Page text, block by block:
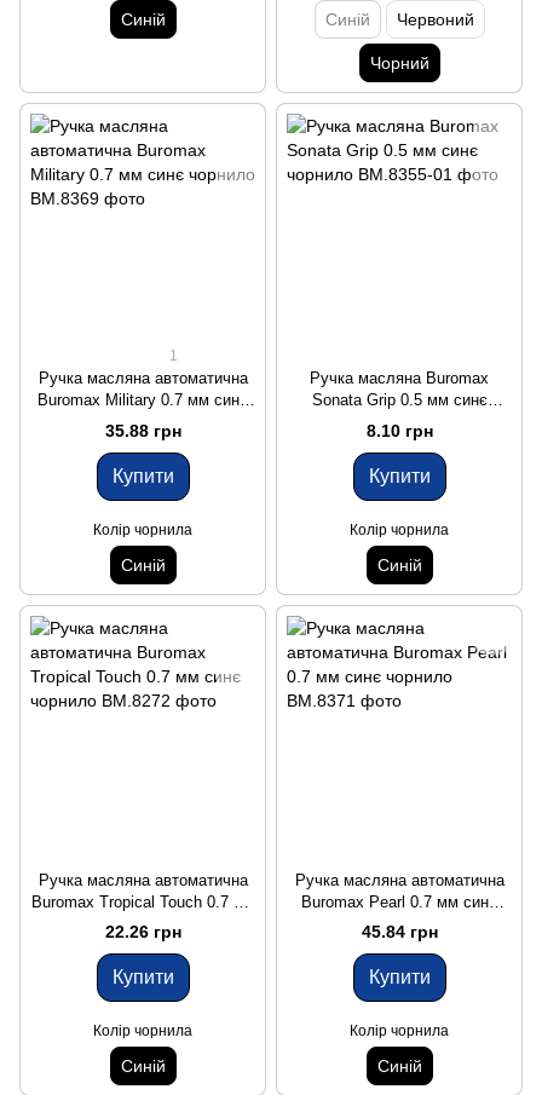
Синій Синій Червоний
Чорний
1
Ручка масляна автоматична
Buromax Military 0.7 мм синє
чорнило
35.88 грн
Купити
Колір чорнила
Синій
Ручка масляна Buromax
Sonata Grip 0.5 мм синє
чорнило
8.10 грн
Купити
Колір чорнила
Синій
Ручка масляна автоматична
Buromax Tropical Touch 0.7 мм
синє чорнило
22.26 грн
Купити
Колір чорнила
Синій
Ручка масляна автоматична
Buromax Pearl 0.7 мм синє
чорнило
45.84 грн
Купити
Колір чорнила
Синій